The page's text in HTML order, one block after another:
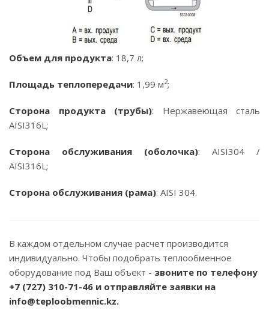
Объем для продукта: 18,7 л;
Площадь теплопередачи: 1,99 м2;
Сторона продукта (трубы): Нержавеющая сталь
AISI316L;
Сторона обслуживания (оболочка): AISI304 /
AISI316L;
Сторона обслуживания (рама): AISI 304.
В каждом отдельном случае расчет производится
индивидуально. Чтобы подобрать теплообменное
оборудование под Ваш объект - звоните по телефону
+7 (727) 310-71-46 и отправляйте заявки на
info@teploobmennic.kz.